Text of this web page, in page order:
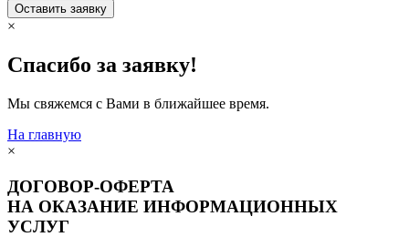
Оставить заявку
×
Спасибо за заявку!
Мы свяжемся с Вами в ближайшее время.
На главную
×
ДОГОВОР-ОФЕРТА
НА ОКАЗАНИЕ ИНФОРМАЦИОННЫХ
УСЛУГ